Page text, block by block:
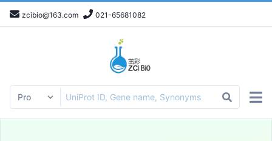
zcibio@163.com 021-65681082